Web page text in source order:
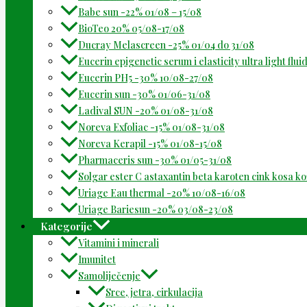
Babe sun -22% 01/08 – 15/08
BioTeo 20% 05/08-17/08
Ducray Melascreen -25% 01/04 do 31/08
Eucerin epigenetic serum i elasticity ultra light
Eucerin PH5 -30% 10/08-27/08
Eucerin sun -30% 01/06-31/08
Ladival SUN -20% 01/08-31/08
Noreva Exfoliac -15% 01/08-31/08
Noreva Kerapil -15% 01/08-15/08
Pharmaceris sun -30% 01/05-31/08
Solgar ester C astaxantin beta karoten cink kosa
Uriage Eau thermal -20% 10/08-16/08
Uriage Bariesun -20% 03/08-23/08
Kategorije
Vitamini i minerali
Imunitet
Samoliječenje
Srce, jetra, cirkulacija